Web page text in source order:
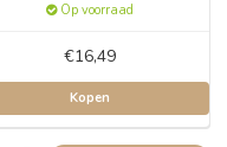
Op voorraad
€16,49
Kopen